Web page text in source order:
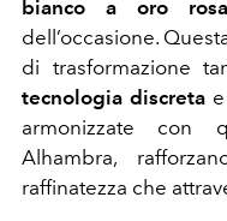
bianco a oro rosa
dell’occasione.
di trasformazione
tecnologia discreta e
armonizzate con
Alhambra,
raffinatezza che